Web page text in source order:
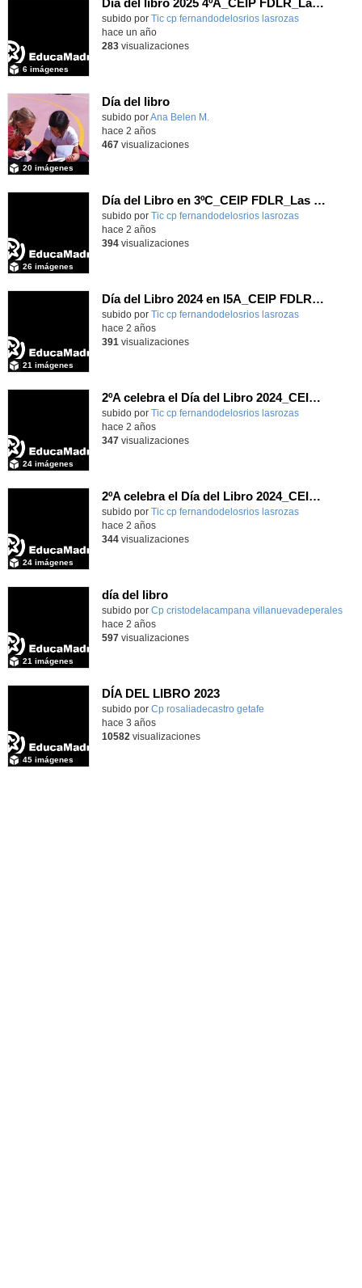
Contenido educativo.
subido por Tic cp fernandodelosrios lasrozas
6 imágenes
-
hace un año
283visualizaciones
Día del libro
subido porAna Belen M.
20 imágenes
hace 2 años
467visualizaciones
Día del Libro en 3ºC_CEIP FDLR_Las Rozas
Contenido educativo.
subido por Tic cp fernandodelosrios lasrozas
26 imágenes
-
hace 2 años
394visualizaciones
Día del Libro 2024 en I5A_CEIP FDLR_Las Rozas
Contenido educativo.
subido por Tic cp fernandodelosrios lasrozas
21 imágenes
-
hace 2 años
391 visualizaciones
2ºA celebra el Día del Libro 2024_CEIP FDLR_Las Rozas
Contenido educativo.
subido por Tic cp fernandodelosrios lasrozas
24 imágenes
-
hace 2 años
347visualizaciones
2ºA celebra el Día del Libro 2024_CEIP FDLR_Las Rozas
Contenido educativo.
subido por Tic cp fernandodelosrios lasrozas
24 imágenes
-
hace 2 años
344visualizaciones
día del libro
subido por Cp cristodelacampana villanuevadeperales
21 imágenes
-
hace 2 años
597visualizaciones
DÍA DEL LIBRO 2023
Contenido educativo.
subido por Cp rosaliadecastro getafe
45 imágenes
hace 3 años
10582 visualizaciones